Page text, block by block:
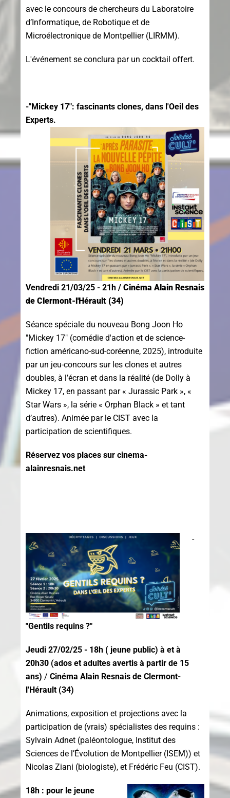
avec le concours de chercheurs du Laboratoire
d’Informatique, de Robotique et de
Microélectronique de Montpellier (LIRMM).
L'événement se conclura par un cocktail offert.
-"Mickey 17": fascinants clones, dans l'Oeil des
Experts.
Vendredi 21/03/25 - 21h / Cinéma Alain Resnais
de Clermont-l'Hérault (34)
Séance spéciale du nouveau Bong Joon Ho
"Mickey 17" (comédie d'action et de science-
fiction américano-sud-coréenne, 2025), introduite
par un jeu-concours sur les clones et autres
doubles, à l’écran et dans la réalité (de Dolly à
Mickey 17, en passant par « Jurassic Park », «
Star Wars », la série « Orphan Black » et tant
d’autres). Animée par le CIST avec la
participation de scientifiques.
Réservez vos places sur cinema-
alainresnais.net
-
"Gentils requins ?"
Jeudi 27/02/25 - 18h ( jeune public) à et à
20h30 (ados et adultes avertis à partir de 15
ans) / Cinéma Alain Resnais de Clermont-
l'Hérault (34)
Animations, exposition et projections avec la
participation de (vrais) spécialistes des requins :
Sylvain Adnet (paléontologue, Institut des
Sciences de l’Évolution de Montpellier (ISEM)) et
Nicolas Ziani (biologiste), et Frédéric Feu (CIST).
18h : pour le jeune